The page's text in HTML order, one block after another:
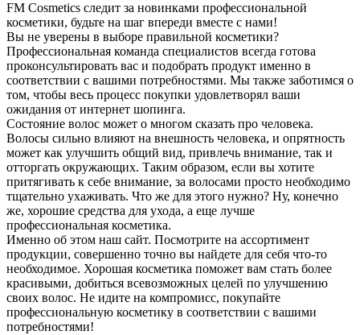
FM Cosmetics следит за новинками профессиональной
косметики, будьте на шаг впереди вместе с нами!
Вы не уверены в выборе правильной косметики?
Профессиональная команда специалистов всегда готова
проконсультировать вас и подобрать продукт именно в
соответствии с вашими потребностями. Мы также заботимся о
том, чтобы весь процесс покупки удовлетворял ваши
ожидания от интернет шопинга.
Состояние волос может о многом сказать про человека.
Волосы сильно влияют на внешность человека, и опрятность
может как улучшить общий вид, привлечь внимание, так и
отторгать окружающих. Таким образом, если вы хотите
притягивать к себе внимание, за волосами просто необходимо
тщательно ухаживать. Что же для этого нужно? Ну, конечно
же, хорошие средства для ухода, а еще лучше
профессиональная косметика.
Именно об этом наш сайт. Посмотрите на ассортимент
продукции, совершенно точно вы найдете для себя что-то
необходимое. Хорошая косметика поможет вам стать более
красивыми, добиться всевозможных целей по улучшению
своих волос. Не идите на компромисс, покупайте
профессиональную косметику в соответствии с вашими
потребностями!